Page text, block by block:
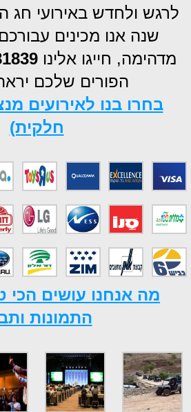
לרגש ולחדש באירועי חג
שנה אנו מכינים
מדהימה, חייגו אלינו
הפורים שלכם
בחרו בנו לאירועים
חלקית)
מה אנחנו עושים הכי
התמונות